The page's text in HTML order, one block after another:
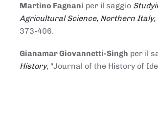
Martino Fagnani per il saggio
Agricultural Science, Northern
373-406.
Gianamar Giovannetti-Singh per il
History, "Journal of the History of